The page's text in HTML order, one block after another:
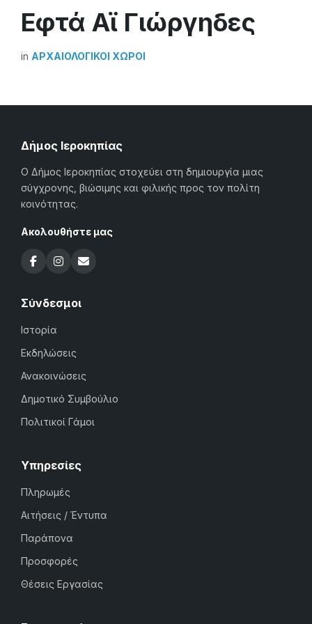
Εφτά Αϊ Γιώργηδες
in ΑΡΧΑΙΟΛΟΓΙΚΟΊ ΧΏΡΟΙ
Δήμος Ιεροκηπίας
Ο Δήμος Ιεροκηπίας στοχεύει στη δημιουργία μιας
σύγχρονης, βιώσιμης και φιλικής προς τον πολίτη
κοινότητας.
Ακολουθήστε μας
Σύνδεσμοι
Ιστορία
Εκδηλώσεις
Ανακοινώσεις
Δημοτικό Συμβούλιο
Πολιτικοί Γάμοι
Υπηρεσίες
Πληρωμές
Αιτήσεις / Έντυπα
Παράπονα
Προσφορές
Θέσεις Εργασίας